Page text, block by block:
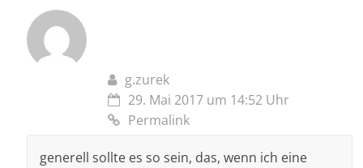
g.zurek
29. Mai 2017 um 14:52 Uhr
Permalink
generell sollte es so sein, das, wenn ich eine